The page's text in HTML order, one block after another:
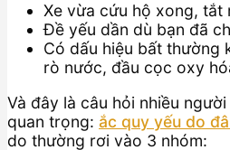
Xe vừa cứu hộ xong, tắt
Đề yếu dần dù bạn đã
Có dấu hiệu bất thường
rò nước, đầu cọc oxy
Và đây là câu hỏi nhiều
quan trọng: ắc quy yếu do
do thường rơi vào 3 nhóm: